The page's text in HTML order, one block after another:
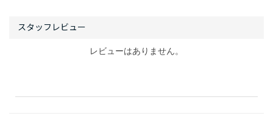
レビューはありません。